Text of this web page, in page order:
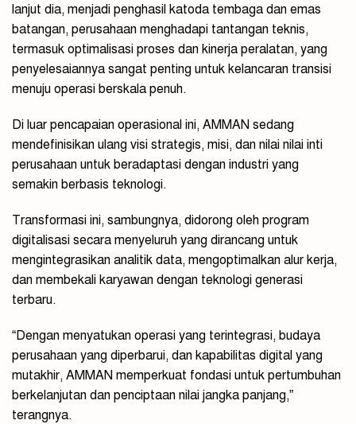
lanjut dia, menjadi penghasil katoda tembaga dan emas
batangan, perusahaan menghadapi tantangan teknis,
termasuk optimalisasi proses dan kinerja peralatan, yang
penyelesaiannya sangat penting untuk kelancaran transisi
menuju operasi berskala penuh.
Di luar pencapaian operasional ini, AMMAN sedang
mendefinisikan ulang visi strategis, misi, dan nilai nilai inti
perusahaan untuk beradaptasi dengan industri yang
semakin berbasis teknologi.
Transformasi ini, sambungnya, didorong oleh program
digitalisasi secara menyeluruh yang dirancang untuk
mengintegrasikan analitik data, mengoptimalkan alur kerja,
dan membekali karyawan dengan teknologi generasi
terbaru.
“Dengan menyatukan operasi yang terintegrasi, budaya
perusahaan yang diperbarui, dan kapabilitas digital yang
mutakhir, AMMAN memperkuat fondasi untuk pertumbuhan
berkelanjutan dan penciptaan nilai jangka panjang,”
terangnya.